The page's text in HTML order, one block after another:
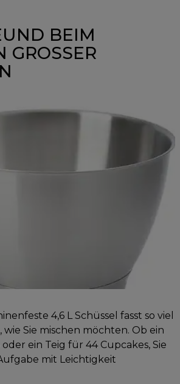
BEIM
GROSSER
4,6 L Schüssel fasst so viel
wie Sie mischen möchten. Ob ein
oder ein Teig für 44 Cupcakes, Sie
mit Leichtigkeit